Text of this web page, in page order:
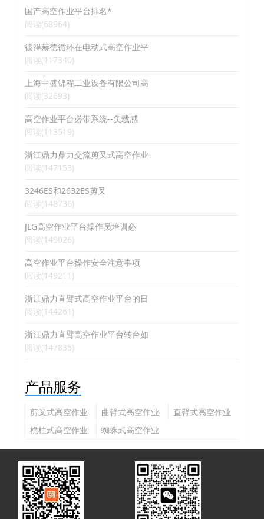
国产高空作业平台排名*
阅读(68964)
彼得赫德循环在电动式高空作业平
阅读(117340)
上海中盛锦程工业设备有限公司高
阅读(32693)
高空作业平台必带系统--负载感
阅读(113519)
浙江鼎力鼎力交流剪叉式高空作业
阅读(147153)
3246ES和2632ES剪叉
阅读(148736)
JLG高空作业平台操作员培训必
阅读(149026)
高空作业平台操作安全注意事项
阅读(149211)
浙江鼎力直臂式高空作业平台的日
阅读(144261)
浙江鼎力直臂高空作业平台转台如
阅读(147835)
产品服务
剪叉式高空作业
平台
曲臂式高空作业
平台
直臂式高空作业
桅柱式高空作业
蜘蛛式高空作业